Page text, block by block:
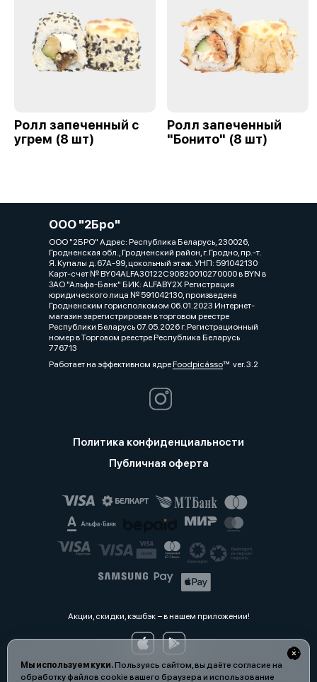
Мы используем куки.Пользуясь сайтом, вы даёте согласие на
обработку файлов cookie вашего браузера и использование
Ролл запеченный с
угрем (8 шт)
Ролл запеченный
"Бонито" (8 шт)
ООО "2Бро"
ООО "2БРО" Адрес: Республика Беларусь, 230026,
Гродненская обл., Гродненский район, г. Гродно, пр.-т.
Я. Купалы д. 67А-99, цокольный этаж. УНП: 591042130
Карт-счет № BY04ALFA30122C90820010270000 в BYN в
ЗАО "Альфа-Банк" БИК: ALFABY2X Регистрация
юридического лица № 591042130, произведена
Гродненским горисполкомом 06.01.2023 Интернет-
магазин зарегистрирован в торговом реестре
Республики Беларусь 07.05.2026 г. Регистрационный
номер в Торговом реестре Республика Беларусь
776713
Работает на эффективном ядреFoodpicássover. 3.2
Политика конфиденциальности
Публичная оферта
Акции, скидки, кэшбэк − в нашем приложении!